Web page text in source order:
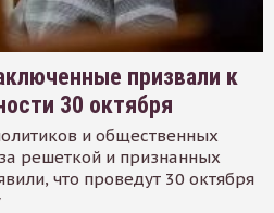
призвали к
30 октября
и общественных
решеткой и признанных
что проведут 30 октября